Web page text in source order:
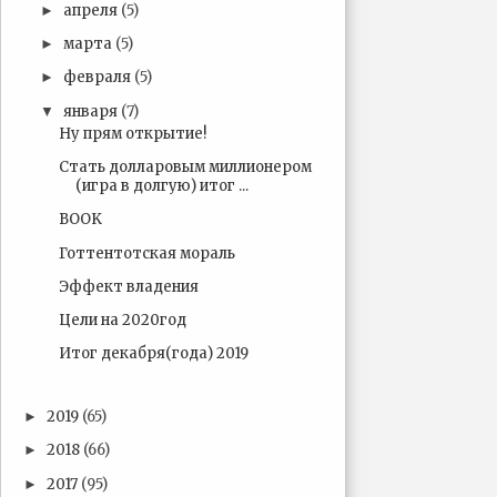
► апреля (5)
►марта (5)
► февраля (5)
▼ января (7)
Ну прям открытие!
Стать долларовым миллионером
(игра в долгую) итог ...
BOOK
Готтентотская мораль
Эффект владения
Цели на 2020год
Итог декабря(года) 2019
► 2019 (65)
► 2018 (66)
► 2017 (95)